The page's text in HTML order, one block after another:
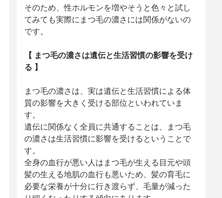
そのため、性ホルモンを増やそうと色々と試し
てみても実際にまつ毛の濃さには関係がないの
です。
【 まつ毛の濃さは遺伝と生活習慣の影響を受け
る 】
まつ毛の濃さは、実は遺伝と生活習慣による体
質の影響を大きく受ける部位といわれていま
す。
遺伝に関係なく全員に共通することは、まつ毛
の濃さは生活習慣に影響を受けるということで
す。
全身の血行が悪い人はまつ毛が生える目元や頭
髪の生える地肌の血行も悪いため、髪の育毛に
必要な栄養が十分に行き渡らず、毛量が減った